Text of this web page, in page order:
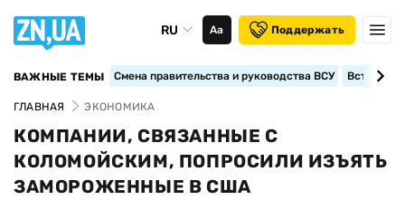
RU Аа Поддержать
ВАЖНЫЕ ТЕМЫ Смена правительства и руководства ВСУ
ГЛАВНАЯ ЭКОНОМИКА
КОМПАНИИ, СВЯЗАННЫЕ С
КОЛОМОЙСКИМ, ПОПРОСИЛИ ИЗЪЯТЬ
ЗАМОРОЖЕННЫЕ В США